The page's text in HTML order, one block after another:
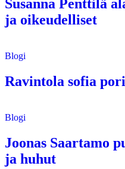
Susanna Penttilä
ja oikeudelliset
Blogi
Ravintola sofia
Blogi
Joonas Saartamo
ja huhut